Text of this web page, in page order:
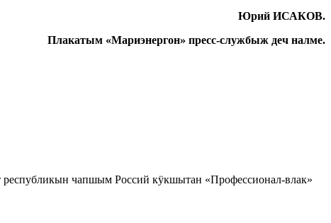
Юрий ИСАКОВ.
Плакатым «Мариэнергон» пресс-службыж деч налме.
чапшым Россий кӱкшытан «Профессионал-влак»